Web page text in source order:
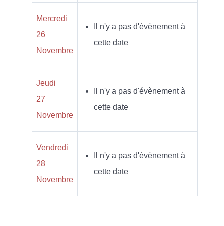
Mercredi
26
Novembre
Il n'y a pas d'évènement à
cette date
Jeudi
27
Novembre
Il n'y a pas d'évènement à
cette date
Vendredi
28
Novembre
Il n'y a pas d'évènement à
cette date